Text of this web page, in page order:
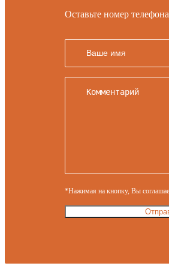
Оставьте номер
*Нажимая на кнопку, Вы